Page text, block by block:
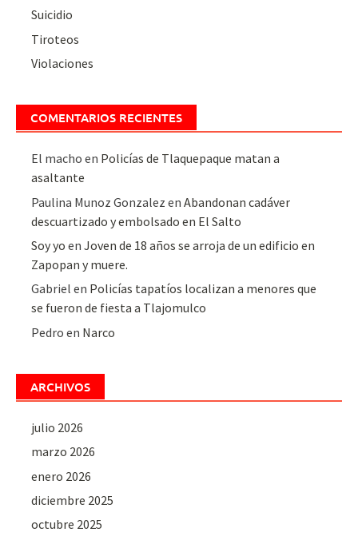
Suicidio
Tiroteos
Violaciones
COMENTARIOS RECIENTES
El macho en Policías de Tlaquepaque matan a
asaltante
Paulina Munoz Gonzalez enAbandonan cadáver
descuartizado y embolsado en El Salto
Soy yo enJoven de 18 años se arroja de un edificio en
Zapopan y muere.
Gabriel en Policías tapatíos localizan a menores que
se fueron de fiesta a Tlajomulco
Pedro en Narco
ARCHIVOS
julio 2026
marzo 2026
enero 2026
diciembre 2025
octubre 2025